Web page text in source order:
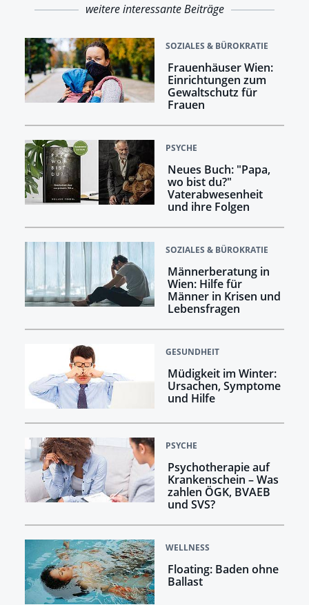
weitere interessante Beiträge
SOZIALES & BÜROKRATIE
Frauenhäuser Wien:
Einrichtungen zum
Gewaltschutz für
Frauen
PSYCHE
Neues Buch: "Papa,
wo bist du?"
Vaterabwesenheit
und ihre Folgen
SOZIALES & BÜROKRATIE
Männerberatung in
Wien: Hilfe für
Männer in Krisen und
Lebensfragen
GESUNDHEIT
Müdigkeit im Winter:
Ursachen, Symptome
und Hilfe
PSYCHE
Psychotherapie auf
Krankenschein – Was
zahlen ÖGK, BVAEB
und SVS?
WELLNESS
Floating: Baden ohne
Ballast